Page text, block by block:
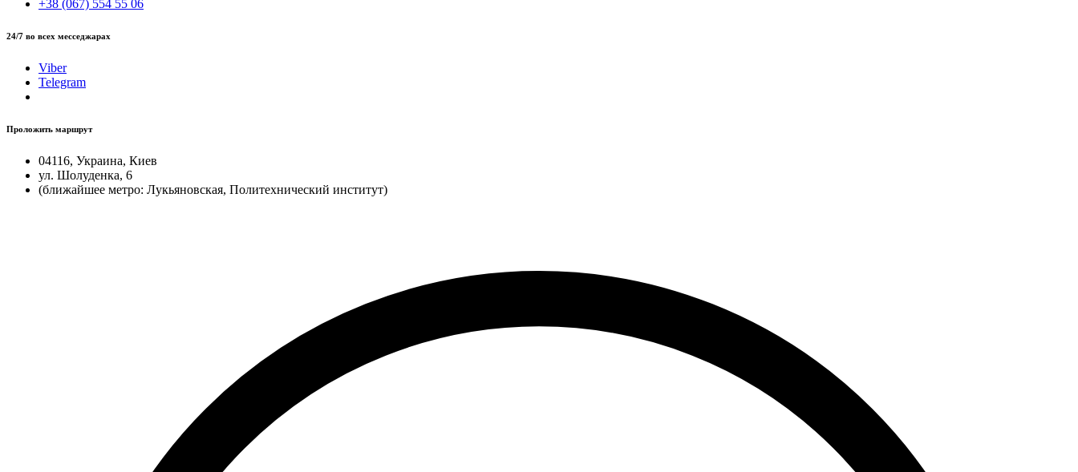
+38 (067) 554 55 06
24/7 во всех месседжарах
Viber
Telegram
Проложить маршрут
04116, Украина, Киев
ул. Шолуденка, 6
(ближайшее метро: Лукьяновская, Политехнический институт)